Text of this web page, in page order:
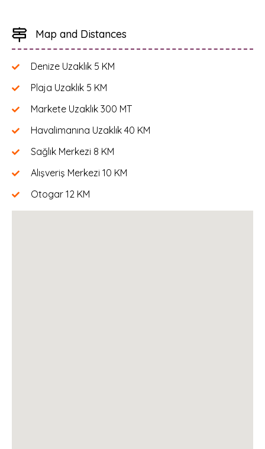
Map and Distances
Denize Uzaklık 5 KM
Plaja Uzaklık 5 KM
Markete Uzaklık 300 MT
Havalimanına Uzaklık 40 KM
Sağlık Merkezi 8 KM
Alışveriş Merkezi 10 KM
Otogar 12 KM